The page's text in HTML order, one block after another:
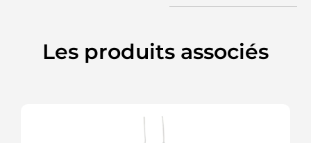
Les produits associés